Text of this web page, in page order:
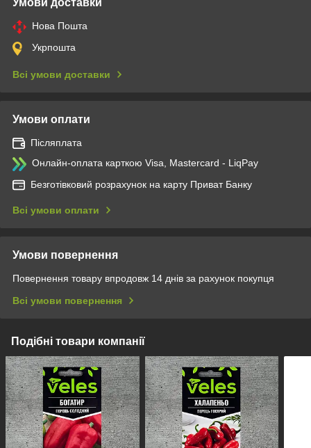
Нова Пошта
Укрпошта
Всі умови доставки
Умови оплати
Післяплата
Онлайн-оплата карткою Visa, Mastercard - LiqPay
Безготівковий розрахунок на карту Приват Банку
Всі умови оплати
Умови повернення
Повернення товару впродовж 14 днів за рахунок покупця
Всі умови повернення
Подібні товари компанії